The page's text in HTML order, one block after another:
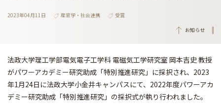
2023年04月11日 産官学・社会連携
受賞
お知らせ
法政大学理工学部電気電子工学科 電磁気工学研究室 岡本吉史 教授
がパワーアカデミー研究助成「特別推進研究」に採択され、2023
年1月24日に法政大学小金井キャンパスにて、2022年度パワーアカ
デミー研究助成「特別推進研究」の採択式が執り行われました。